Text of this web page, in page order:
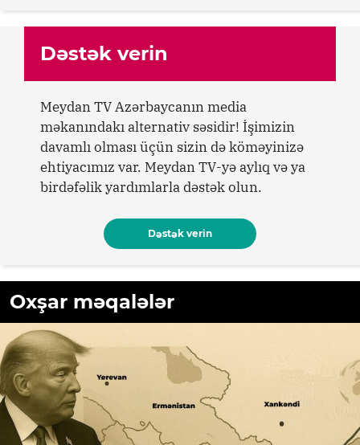
Dəstək verin
Meydan TV Azərbaycanın media
məkanındakı alternativ səsidir! İşimizin
davamlı olması üçün sizin də köməyinizə
ehtiyacımız var. Meydan TV-yə aylıq və ya
birdəfəlik yardımlarla dəstək olun.
Dəstək verin
Oxşar məqalələr